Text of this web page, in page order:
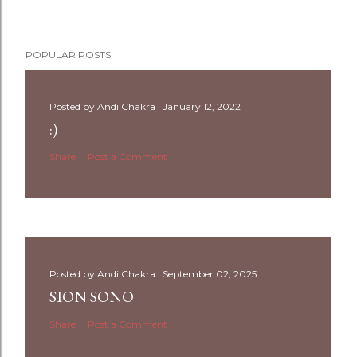
POPULAR POSTS
Posted by Andi Chakra January 12, 2022
:)
Share Post a Comment
Posted by Andi Chakra September 02, 2025
SION SONO
Share Post a Comment